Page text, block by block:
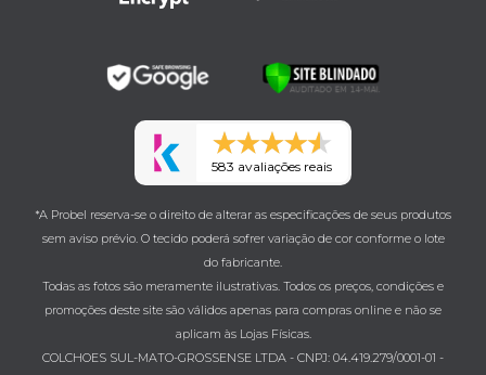
583 avaliações reais
*A Probel reserva-se o direito de alterar as especificações de seus produtos
sem aviso prévio. O tecido poderá sofrer variação de cor conforme o lote
do fabricante.
Todas as fotos são meramente ilustrativas. Todos os preços, condições e
promoções deste site são válidos apenas para compras online e não se
aplicam às Lojas Físicas.
COLCHOES SUL-MATO-GROSSENSE LTDA - CNPJ: 04.419.279/0001-01 -